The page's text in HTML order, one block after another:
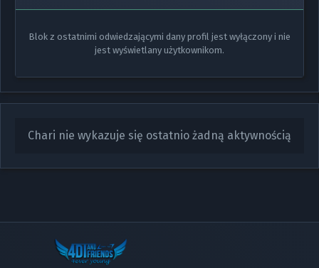
Blok z ostatnimi odwiedzającymi dany profil jest wyłączony i nie
jest wyświetlany użytkownikom.
Chari nie wykazuje się ostatnio żadną aktywnością